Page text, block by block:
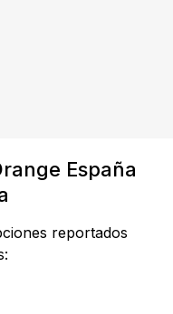
España
reportados